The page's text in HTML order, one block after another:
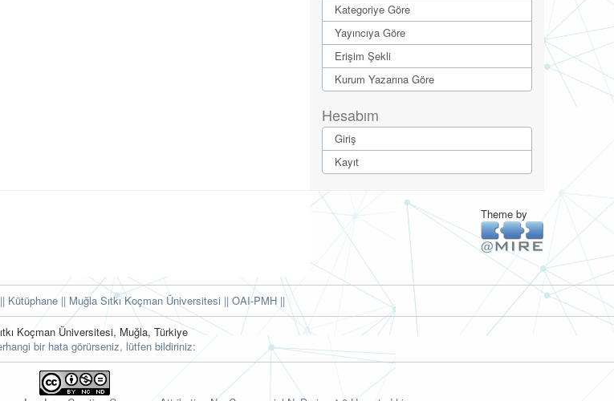
Kategoriye Göre
Yayıncıya Göre
Erişim Şekli
Kurum Yazarına Göre
Hesabım
Giriş
Kayıt
Theme by
|| Kütüphane || Muğla Sıtkı Koçman Üniversitesi || OAI-PMH ||
Koçman Üniversitesi, Muğla, Türkiye
bir hata görürseniz, lütfen bildiriniz: